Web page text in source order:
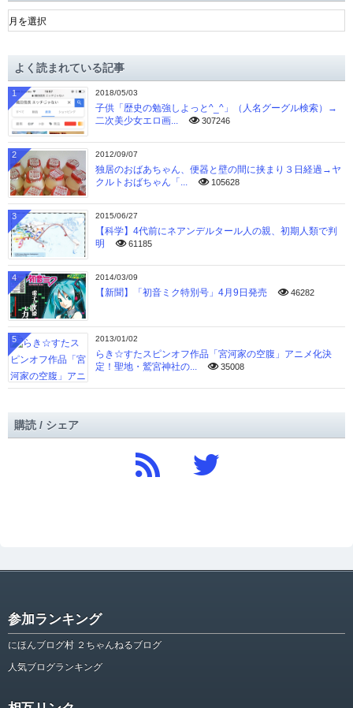
ア
ー
ブよく読まれている記事
2018/05/03
子供「歴史の勉強しよっと^_^」（人名グーグル検索）→
二次美少女エロ画...
307246
1
2012/09/07
独居のおばあちゃん、便器と壁の間に挟まり３日経過→ヤ
クルトおばちゃん「...
105628
2
2015/06/27
【科学】4代前にネアンデルタール人の親、初期人類で判
明
61185
3
2014/03/09
【新聞】「初音ミク特別号」4月9日発売 46282
4
2013/01/02
らき☆すたスピンオフ作品「宮河家の空腹」アニメ化決
定！聖地・鷲宮神社の...
35008
5
購読 / シェア
参加ランキング
にほんブログ村 ２ちゃんねるブログ
人気ブログランキング